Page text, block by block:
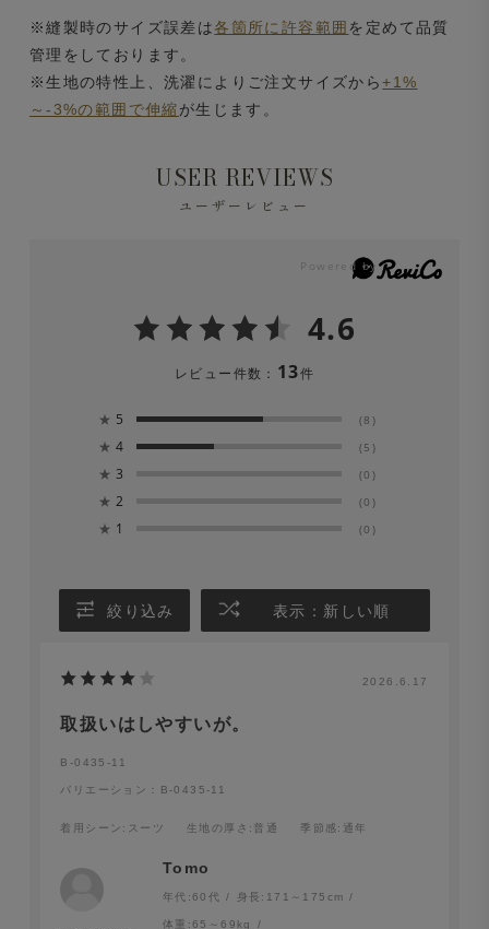
※縫製時のサイズ誤差は各箇所に許容範囲 を定めて品質
管理をしております。
※生地の特性上、洗濯によりご注文サイズから+1%
～-3%の範囲で伸縮が生じます。
USER REVIEWS
ユーザーレビュー
4.6
レビュー件数： 13件
★ 5 (8)
★ 4 (5)
★ 3 (0)
★ 2 (0)
★ 1 (0)
絞り込み 表示：新しい順
2026.6.17
取扱いはしやすいが。
B-0435-11
バリエーション：B-0435-11
着用シーン :スーツ 生地の厚さ :普通 季節感:通年
Tomo
年代:60代 身長: 171～175cm
体重:65～69kg